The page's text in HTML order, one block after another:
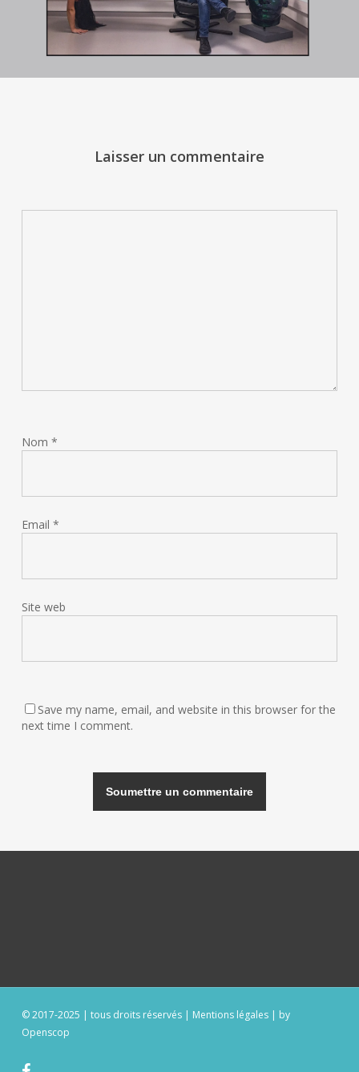
Laisser un commentaire
Nom *
Email *
Site web
Save my name, email, and website in this browser for the
next time I comment.
© 2017-2025 | tous droits réservés | Mentions légales| by
Openscop
facebook